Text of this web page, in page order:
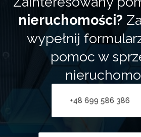
nieruchomości?
wypełnij
pomoc w
+48 699 586 386